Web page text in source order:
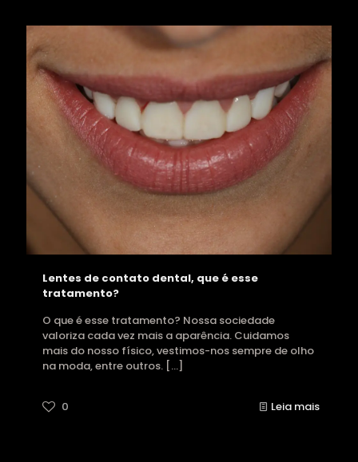
Lentes de contato dental, que é esse
tratamento?
O que é esse tratamento? Nossa sociedade
valoriza cada vez mais a aparência. Cuidamos
mais do nosso físico, vestimos-nos sempre de olho
na moda, entre outros. […]
0 Leia mais